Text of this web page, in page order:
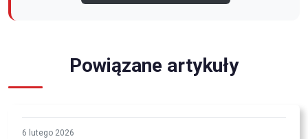
Powiązane artykuły
6 lutego 2026